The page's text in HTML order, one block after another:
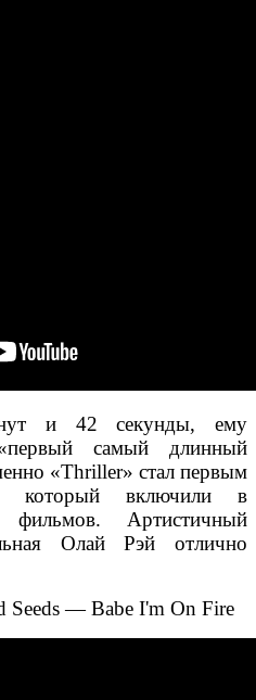
и 42 секунды, ему
самый длинный
«Thriller» стал первым
который включили в
фильмов. Артистичный
Олай Рэй отлично
Seeds — Babe I'm On Fire